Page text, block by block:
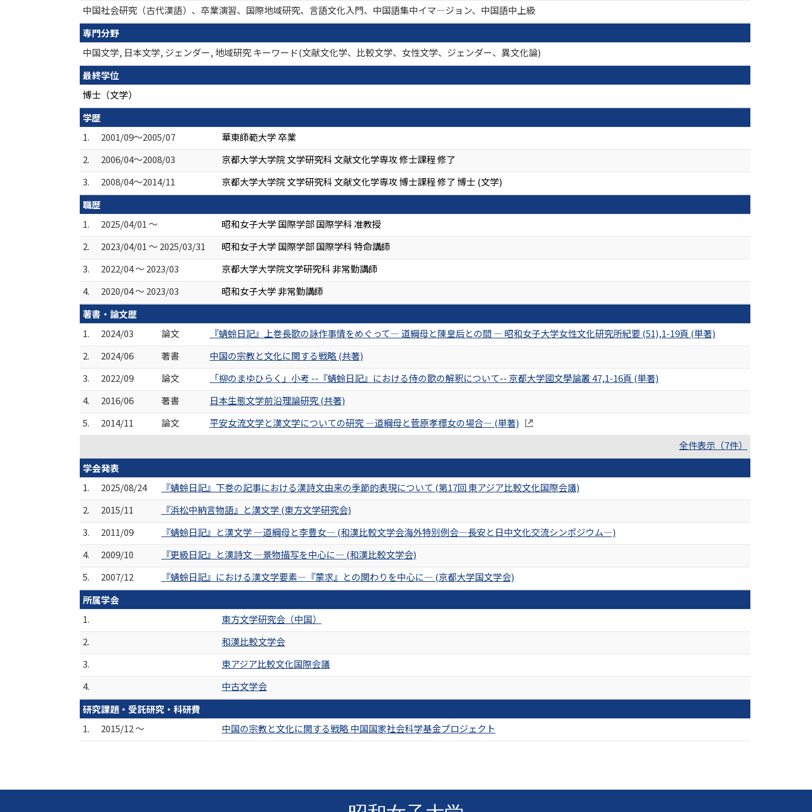
中国社会研究（古代漢語）、卒業演習、国際地域研究、言語文化入門、中国語集中イマ―ジョン、中国語中上級
専門分野
中国文学, 日本文学, ジェンダー, 地域研究 キーワード(文献文化学、比較文学、女性文学、ジェンダー、異文化論)
最終学位
博士（文学）
学歴
1.
2001/09～2005/07
華東師範大学 卒業
2.
2006/04～2008/03
京都大学大学院 文学研究科 文献文化学専攻 修士課程 修了
3.
2008/04～2014/11
京都大学大学院 文学研究科 文献文化学専攻 博士課程 修了 博士 (文学)
職歴
1.
2025/04/01 ～
昭和女子大学 国際学部 国際学科 准教授
2.
2023/04/01 ～ 2025/03/31
昭和女子大学 国際学部 国際学科 特命講師
3.
2022/04 ～ 2023/03
京都大学大学院文学研究科 非常勤講師
4.
2020/04 ～ 2023/03
昭和女子大学 非常勤講師
著書・論文歴
1.
2024/03 論文
『蜻蛉日記』上巻長歌の詠作事情をめぐって― 道綱母と陳皇后との間 ― 昭和女子大学女性文化研究所紀要 (51),1-19頁 (単著)
2.
2024/06 著書
中国の宗教と文化に関する戦略 (共著)
3.
2022/09 論文
「柳のまゆひらく」小考 --『蜻蛉日記』における侍の歌の解釈について-- 京都大学國文學論叢 47,1-16頁 (単著)
4.
2016/06 著書
日本生態文学前沿理論研究 (共著)
5.
2014/11 論文
平安女流文学と漢文学についての研究 ―道綱母と菅原孝標女の場合― (単著)
全件表示（7件）
学会発表
1.
2025/08/24
『蜻蛉日記』下巻の記事における漢詩文由来の季節的表現について (第17回 東アジア比較文化国際会議)
2.
2015/11
『浜松中納言物語』と漢文学 (東方文学研究会)
3.
2011/09
『蜻蛉日記』と漢文学 ―道綱母と李豊女― (和漢比較文学会海外特別例会―長安と日中文化交流シンポジウム―)
4.
2009/10
『更級日記』と漢詩文 ―景物描写を中心に― (和漢比較文学会)
5.
2007/12
『蜻蛉日記』における漢文学要素―『蒙求』との関わりを中心に― (京都大学国文学会)
所属学会
1.
東方文学研究会（中国）
2.
和漢比較文学会
3.
東アジア比較文化国際会議
4.
中古文学会
研究課題・受託研究・科研費
1.
2015/12 ～ 中国の宗教と文化に関する戦略 中国国家社会科学基金プロジェクト